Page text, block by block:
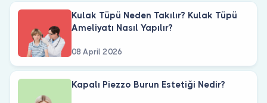
Kulak Tüpü Neden Takılır? Kulak Tüpü
Ameliyatı Nasıl Yapılır?
08 April 2026
Kapalı Piezzo Burun Estetiği Nedir?